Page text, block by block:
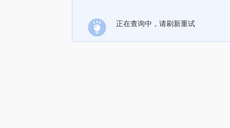
正在查询中，请刷新重试